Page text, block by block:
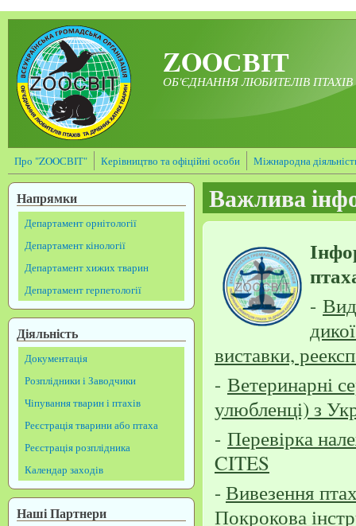
Перейти до основного матеріалу
ZOOСВІТ
ОБ'ЄДНАННЯ ЛЮБИТЕЛІВ ПТАХІВ
Про "ZOOСВІТ" Керівництво та офіційні особи Міжнародна
Напрямки
Департамент орнітології
Департамент кінології
Департамент хижих тварин
Департамент герпетології
Діяльність
Документація
Розплідники і Заводчики
Чіпування тварин і птахів
Реєстрація тварини або птаха
Реєстрація розплідника
Календар заходів
Наші Партнери
Важлива
-
виставки,
- Ветеринарні
улюбленці) з
- Перевірка
CITES
- Вивезення
Покрокова